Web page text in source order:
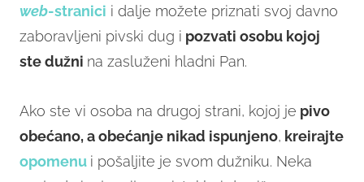
web-stranici i dalje možete priznati svoj davno
zaboravljeni pivski dug i pozvati osobu kojoj
ste dužni na zasluženi hladni Pan.
Ako ste vi osoba na drugoj strani, kojoj je pivo
obećano, a obećanje nikad ispunjeno, kreirajte
opomenu i pošaljite je svom dužniku. Neka